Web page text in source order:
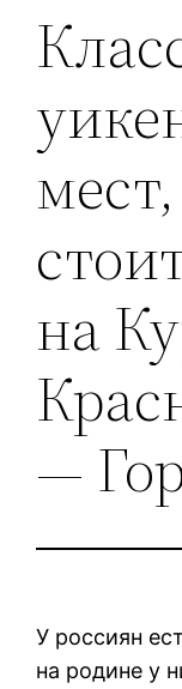
на
—
У россиян
на родине у